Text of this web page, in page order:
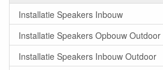
Installatie Speakers Inbouw
Installatie Speakers Opbouw Outdoor
Installatie Speakers Inbouw Outdoor